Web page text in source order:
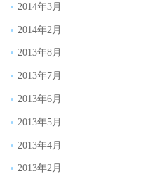
2014年3月
2014年2月
2013年8月
2013年7月
2013年6月
2013年5月
2013年4月
2013年2月